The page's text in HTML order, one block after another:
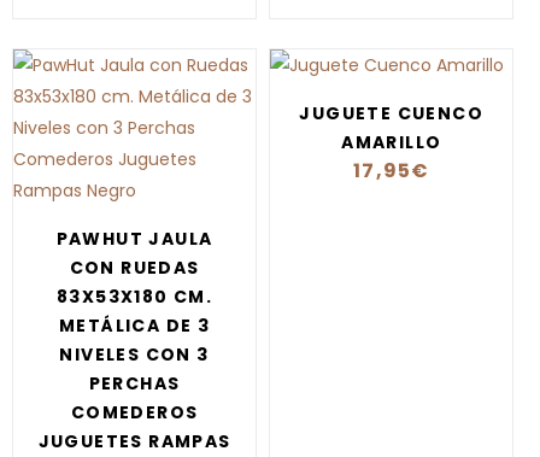
PAWHUT JAULA
CON RUEDAS
83X53X180 CM.
METÁLICA DE 3
NIVELES CON 3
PERCHAS
COMEDEROS
JUGUETES RAMPAS
JUGUETE CUENCO
AMARILLO
17,95€